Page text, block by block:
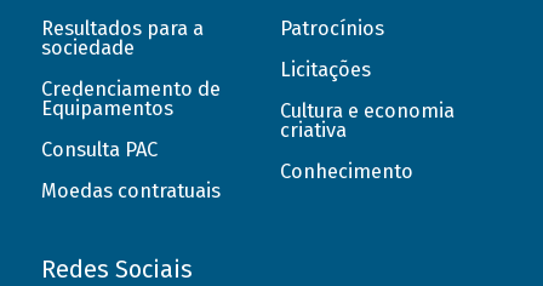
Resultados para a
sociedade
Credenciamento de
Equipamentos
Consulta PAC
Moedas contratuais
Patrocínios
Licitações
Cultura e economia
criativa
Conhecimento
Redes Sociais